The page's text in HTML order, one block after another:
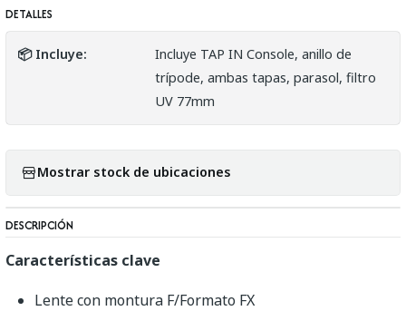
DETALLES
📦 Incluye:
Incluye TAP IN Console, anillo de
trípode, ambas tapas, parasol, filtro
UV 77mm
Mostrar stock de ubicaciones
DESCRIPCIÓN
Características clave
Lente con montura F/Formato FX